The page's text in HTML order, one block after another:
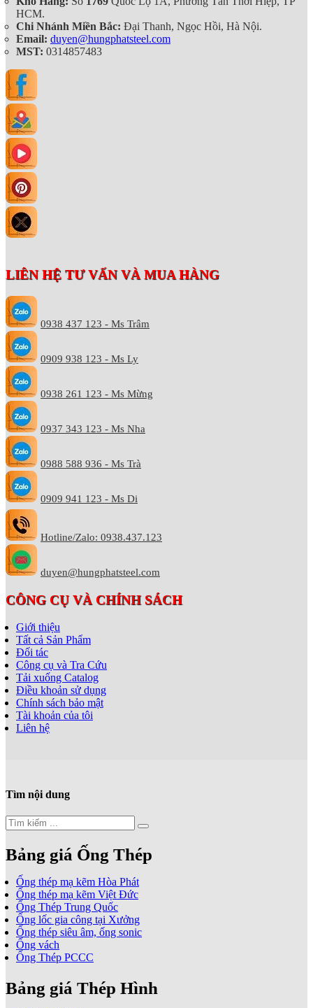
HCM.
Chi Nhánh Miền Bắc: Đại Thanh, Ngọc Hồi, Hà Nội.
Email: duyen@hungphatsteel.com
MST: 0314857483
LIÊN HỆ TƯ VẤN VÀ MUA HÀNG
0938 437 123 - Ms Trâm
0909 938 123 - Ms Ly
0938 261 123 - Ms Mừng
0937 343 123 - Ms Nha
0988 588 936 - Ms Trà
0909 941 123 - Ms Di
Hotline/Zalo: 0938.437.123
duyen@hungphatsteel.com
CÔNG CỤ VÀ CHÍNH SÁCH
Giới thiệu
Tất cả Sản Phẩm
Đối tác
Công cụ và Tra Cứu
Tải xuống Catalog
Điều khoản sử dụng
Chính sách bảo mật
Tài khoản của tôi
Liên hệ
Tìm nội dung
Bảng giá Ống Thép
Ống thép mạ kẽm Hòa Phát
Ống thép mạ kẽm Việt Đức
Ống Thép Trung Quốc
Ống lốc gia công tại Xưởng
Ống thép siêu âm, ống sonic
Ống vách
Ống Thép PCCC
Bảng giá Thép Hình